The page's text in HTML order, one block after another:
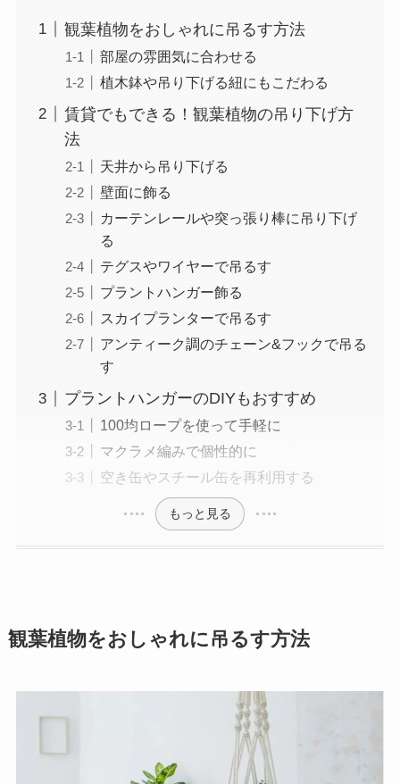
観葉植物をおしゃれに吊るす方法
部屋の雰囲気に合わせる
植木鉢や吊り下げる紐にもこだわる
賃貸でもできる！観葉植物の吊り下げ方
法
天井から吊り下げる
壁面に飾る
カーテンレールや突っ張り棒に吊り下げ
る
テグスやワイヤーで吊るす
プラントハンガー飾る
スカイプランターで吊るす
アンティーク調のチェーン&フックで吊る
す
プラントハンガーのDIYもおすすめ
100均ロープを使って手軽に
マクラメ編みで個性的に
空き缶やスチール缶を再利用する
もっと見る
観葉植物をおしゃれに吊るす方法